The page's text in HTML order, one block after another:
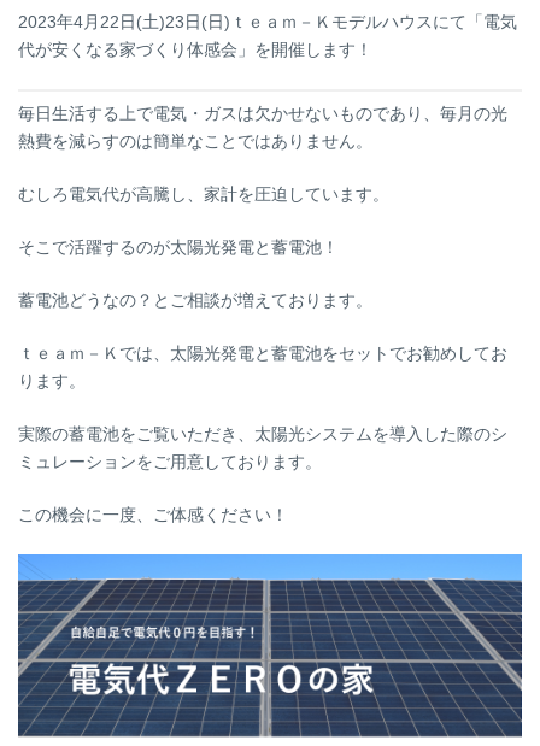
2023年4月22日(土)23日(日)ｔｅａｍ－Ｋモデルハウスにて「電気
代が安くなる家づくり体感会」を開催します！
毎日生活する上で電気・ガスは欠かせないものであり、毎月の光
熱費を減らすのは簡単なことではありません。
むしろ電気代が高騰し、家計を圧迫しています。
そこで活躍するのが太陽光発電と蓄電池！
蓄電池どうなの？とご相談が増えております。
ｔｅａｍ－Ｋでは、太陽光発電と蓄電池をセットでお勧めしてお
ります。
実際の蓄電池をご覧いただき、太陽光システムを導入した際のシ
ミュレーションをご用意しております。
この機会に一度、ご体感ください！